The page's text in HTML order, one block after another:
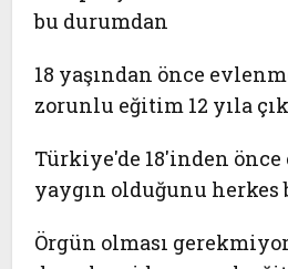
bu durumdan
18 yaşından önce
zorunlu eğitim 12 yıla
Türkiye'de 18'inden
yaygın olduğunu
Örgün olması